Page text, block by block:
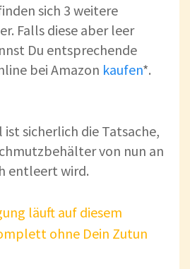
sich 3 weitere
Falls diese aber leer
Du entsprechende
bei Amazon kaufen*.
sicherlich die Tatsache,
von nun an
entleert wird.
läuft auf diesem
ohne Dein Zutun